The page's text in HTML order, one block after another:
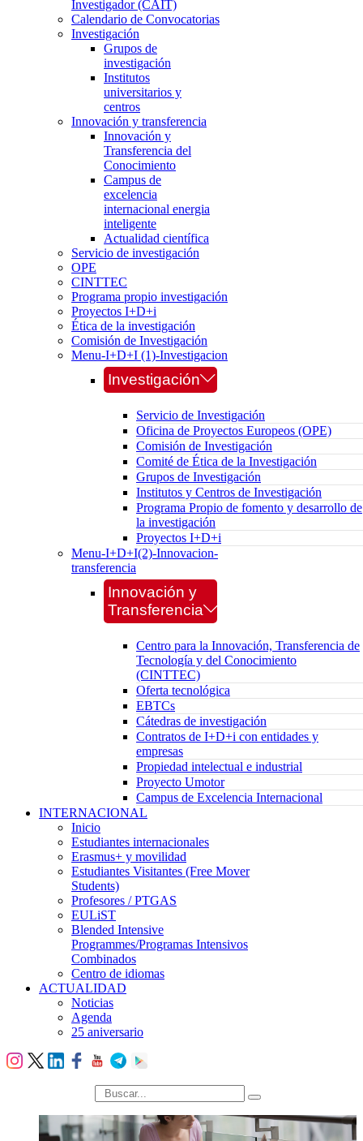
Investigador (CAIT)
Calendario de Convocatorias
Investigación
Grupos de
investigación
Institutos
universitarios y
centros
Innovación y transferencia
Innovación y
Transferencia del
Conocimiento
Campus de
excelencia
internacional energia
inteligente
Actualidad científica
Servicio de investigación
OPE
CINTTEC
Programa propio investigación
Proyectos I+D+i
Ética de la investigación
Comisión de Investigación
Menu-I+D+I (1)-Investigacion
Investigación
Servicio de Investigación
Oficina de Proyectos Europeos (OPE)
Comisión de Investigación
Comité de Ética de la Investigación
Grupos de Investigación
Institutos y Centros de Investigación
Programa Propio de fomento y desarrollo de
la investigación
Proyectos I+D+i
Menu-I+D+I(2)-Innovacion-
transferencia
Innovación y
Transferencia
Centro para la Innovación, Transferencia de
Tecnología y del Conocimiento
(CINTTEC)
Oferta tecnológica
EBTCs
Cátedras de investigación
Contratos de I+D+i con entidades y
empresas
Propiedad intelectual e industrial
Proyecto Umotor
Campus de Excelencia Internacional
INTERNACIONAL
Inicio
Estudiantes internacionales
Erasmus+ y movilidad
Estudiantes Visitantes (Free Mover
Students)
Profesores / PTGAS
EULiST
Blended Intensive
Programmes/Programas Intensivos
Combinados
Centro de idiomas
ACTUALIDAD
Noticias
Agenda
25 aniversario
búsqueda